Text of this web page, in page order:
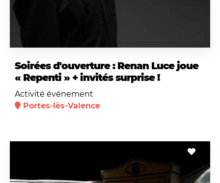
Soirées d'ouverture : Renan Luce joue
« Repenti » + invités surprise !
Activité événement
Portes-lès-Valence